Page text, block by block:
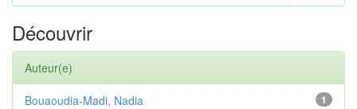
Découvrir
Auteur(e)
1
Bouaoudia-Madi, Nadia